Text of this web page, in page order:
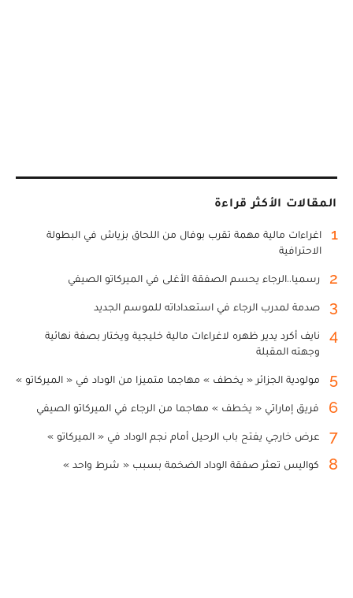
المقالات الأكثر قراءة
1
اغراءات مالية مهمة تقرب بوفال من اللحاق بزياش في البطولة
الاحترافية
2 رسميا..الرجاء يحسم الصفقة الأغلى في الميركاتو الصيفي
3 صدمة لمدرب الرجاء في استعداداته للموسم الجديد
4
نايف أكرد يدير ظهره لاغراءات مالية خليجية ويختار بصفة نهائية
وجهته المقبلة
5 مولودية الجزائر « يخطف » مهاجما متميزا من الوداد في « الميركاتو »
6 فريق إماراتي « يخطف » مهاجما من الرجاء في الميركاتو الصيفي
7 عرض خارجي يفتح باب الرحيل أمام نجم الوداد في « الميركاتو »
8 كواليس تعثر صفقة الوداد الضخمة بسبب « شرط واحد »